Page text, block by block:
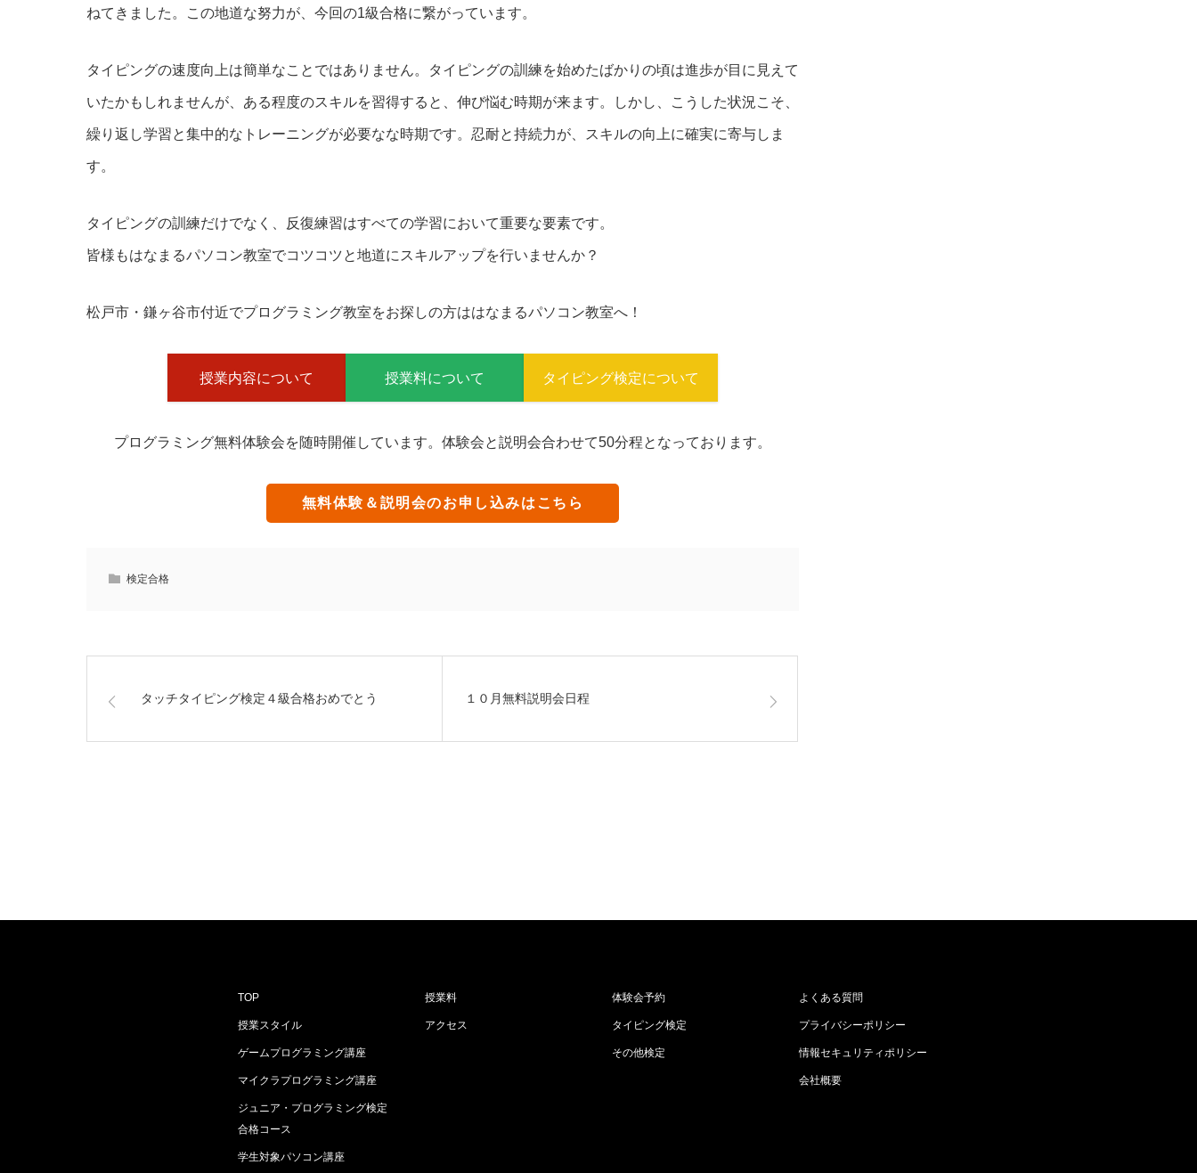
ねてきました。この地道な努力が、今回の1級合格に繋がっています。
タイピングの速度向上は簡単なことではありません。タイピングの訓練を始めたばかりの頃は進歩が目に見えて
いたかもしれませんが、ある程度のスキルを習得すると、伸び悩む時期が来ます。しかし、こうした状況こそ、
繰り返し学習と集中的なトレーニングが必要なな時期です。忍耐と持続力が、スキルの向上に確実に寄与しま
す。
タイピングの訓練だけでなく、反復練習はすべての学習において重要な要素です。
皆様もはなまるパソコン教室でコツコツと地道にスキルアップを行いませんか？
松戸市・鎌ヶ谷市付近でプログラミング教室をお探しの方ははなまるパソコン教室へ！
授業内容について 授業料について タイピング検定について
プログラミング無料体験会を随時開催しています。体験会と説明会合わせて50分程となっております。
無料体験＆説明会のお申し込みはこちら
検定合格
タッチタイピング検定４級合格おめでとう １０月無料説明会日程
TOP
授業スタイル
ゲームプログラミング講座
マイクラプログラミング講座
ジュニア・プログラミング検定
合格コース
学生対象パソコン講座
授業料
アクセス
体験会予約
タイピング検定
その他検定
よくある質問
プライバシーポリシー
情報セキュリティポリシー
会社概要